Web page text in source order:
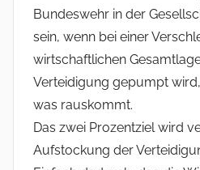
Bundeswehr in der
sein, wenn bei einer
wirtschaftlichen
Verteidigung gepumpt
was rauskommt.
Das zwei Prozentziel wird
Aufstockung der